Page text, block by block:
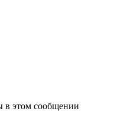
в этом сообщении